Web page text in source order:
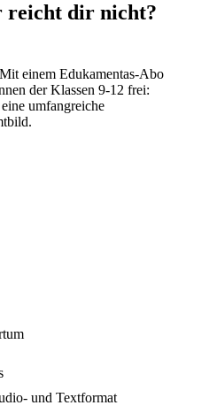
reicht dir nicht?
einem Edukamentas-Abo
der Klassen 9-12 frei:
umfangreiche
und Textformat